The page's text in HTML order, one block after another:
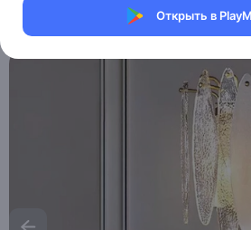
Открыть в
MAI_HE_MAI_TOM